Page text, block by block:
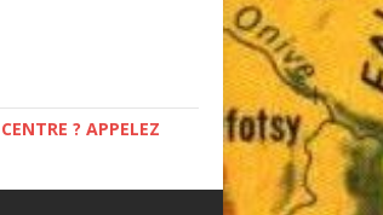
? APPELEZ